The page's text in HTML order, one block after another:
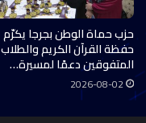
حزب حماة الوطن بجرجا يكرّم
حفظة القرآن الكريم والطلاب
المتفوقين دعمًا لمسيرة…
2026-08-02